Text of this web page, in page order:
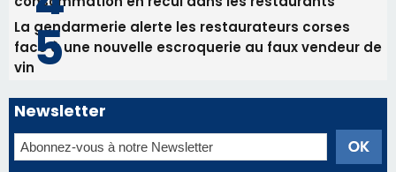
Les plus lus
Satine Nomary est la nouvelle Miss Corse 2026
Éclipse du 12 août : la Corse aux premières loges
d'un spectacle qui ne reviendra pas avant 2081
Bastia – Le festival Porto Latino évacué en urgence
avant le concert de Mosimann